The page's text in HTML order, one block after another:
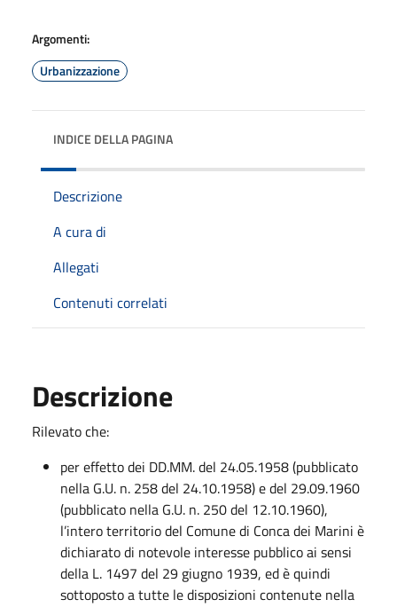
Argomenti:
Urbanizzazione
INDICE DELLA PAGINA
Descrizione
A cura di
Allegati
Contenuti correlati
Descrizione
Rilevato che:
per effetto dei DD.MM. del 24.05.1958 (pubblicato
nella G.U. n. 258 del 24.10.1958) e del 29.09.1960
(pubblicato nella G.U. n. 250 del 12.10.1960),
l’intero territorio del Comune di Conca dei Marini è
dichiarato di notevole interesse pubblico ai sensi
della L. 1497 del 29 giugno 1939, ed è quindi
sottoposto a tutte le disposizioni contenute nella